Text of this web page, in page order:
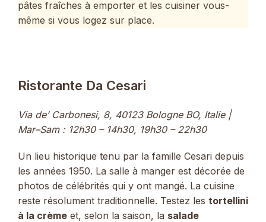
pâtes fraîches à emporter et les cuisiner vous-
même si vous logez sur place.
Ristorante Da Cesari
Via de’ Carbonesi, 8, 40123 Bologne BO, Italie |
Mar–Sam : 12h30 – 14h30, 19h30 – 22h30
Un lieu historique tenu par la famille Cesari depuis
les années 1950. La salle à manger est décorée de
photos de célébrités qui y ont mangé. La cuisine
reste résolument traditionnelle. Testez les tortellini
à la crème et, selon la saison, la salade